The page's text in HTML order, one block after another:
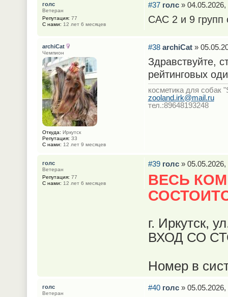
#37 голс» 04.05.2026,
САС 2 и 9 групп
голс
Ветеран
Репутация: 77
С нами: 12 лет 6 месяцев
#38 archiCat»
Здравствуйте,
рейтинговых
косметика для собак
zooland.irk@mail.ru
тел.:89648193248
archiCat
Чемпион
Откуда: Иркутск
Репутация: 33
С нами: 12 лет 9 месяцев
#39 голс» 05.05.2026,
ВЕСЬ
г. Иркутск,
ВХОД СО
Номер в
голс
Ветеран
Репутация: 77
С нами: 12 лет 6 месяцев
#40 голс» 05.05.2026,
голс
Ветеран